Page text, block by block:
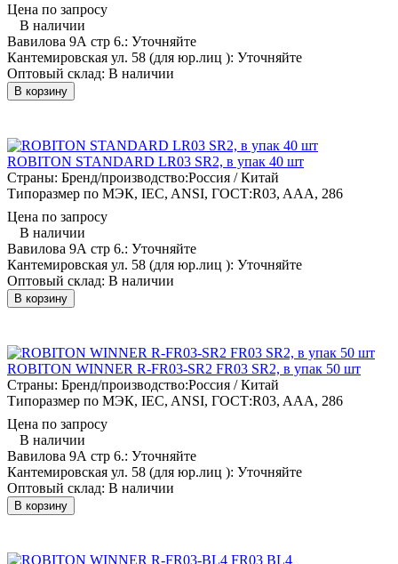
Цена по запросу
В наличии
Вавилова 9А стр 6.: Уточняйте
Кантемировская ул. 58 (для юр.лиц ): Уточняйте
Оптовый склад: В наличии
В корзину
ROBITON STANDARD LR03 SR2, в упак 40 шт
Страны: Бренд/производство:Россия / Китай
Типоразмер по МЭК, IEC, ANSI, ГОСТ:R03, AAA, 286
Цена по запросу
В наличии
Вавилова 9А стр 6.: Уточняйте
Кантемировская ул. 58 (для юр.лиц ): Уточняйте
Оптовый склад: В наличии
В корзину
ROBITON WINNER R-FR03-SR2 FR03 SR2, в упак 50 шт
Страны: Бренд/производство:Россия / Китай
Типоразмер по МЭК, IEC, ANSI, ГОСТ:R03, AAA, 286
Цена по запросу
В наличии
Вавилова 9А стр 6.: Уточняйте
Кантемировская ул. 58 (для юр.лиц ): Уточняйте
Оптовый склад: В наличии
В корзину